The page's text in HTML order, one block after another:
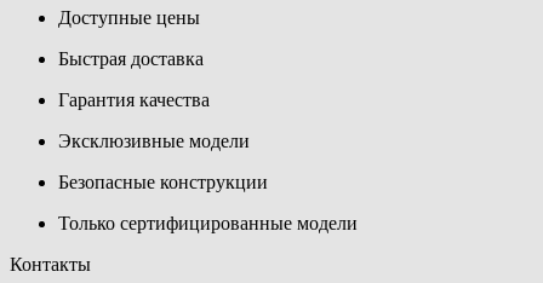
Доступные цены
Быстрая доставка
Гарантия качества
Эксклюзивные модели
Безопасные конструкции
Только сертифицированные модели
Контакты